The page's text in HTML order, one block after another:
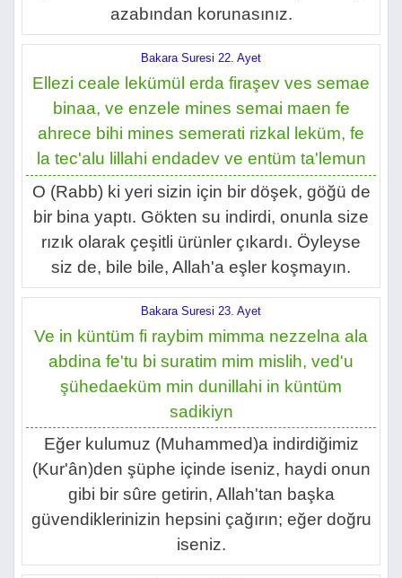
azabından korunasınız.
Bakara Suresi 22. Ayet
Ellezi ceale lekümül erda firaşev ves semae
binaa, ve enzele mines semai maen fe
ahrece bihi mines semerati rizkal leküm, fe
la tec'alu lillahi endadev ve entüm ta'lemun
O (Rabb) ki yeri sizin için bir döşek, göğü de
bir bina yaptı. Gökten su indirdi, onunla size
rızık olarak çeşitli ürünler çıkardı. Öyleyse
siz de, bile bile, Allah'a eşler koşmayın.
Bakara Suresi 23. Ayet
Ve in küntüm fi raybim mimma nezzelna ala
abdina fe'tu bi suratim mim mislih, ved'u
şühedaeküm min dunillahi in küntüm
sadikiyn
Eğer kulumuz (Muhammed)a indirdiğimiz
(Kur'ân)den şüphe içinde iseniz, haydi onun
gibi bir sûre getirin, Allah'tan başka
güvendiklerinizin hepsini çağırın; eğer doğru
iseniz.